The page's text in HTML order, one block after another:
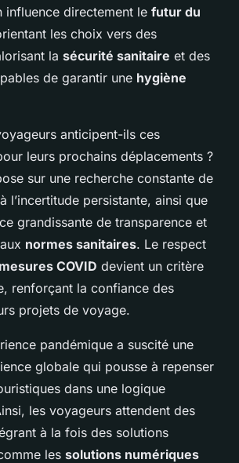
influence directement le futur du
les choix vers des
la sécurité sanitaire et des
de garantir une hygiène
anticipent-ils ces
leurs prochains déplacements ?
sur une recherche constante de
l’incertitude persistante, ainsi que
grandissante de transparence et
normes sanitaires. Le respect
mesures COVID devient un critère
renforçant la confiance des
projets de voyage.
pandémique a suscité une
globale qui pousse à repenser
dans une logique
les voyageurs attendent des
à la fois des solutions
les solutions numériques